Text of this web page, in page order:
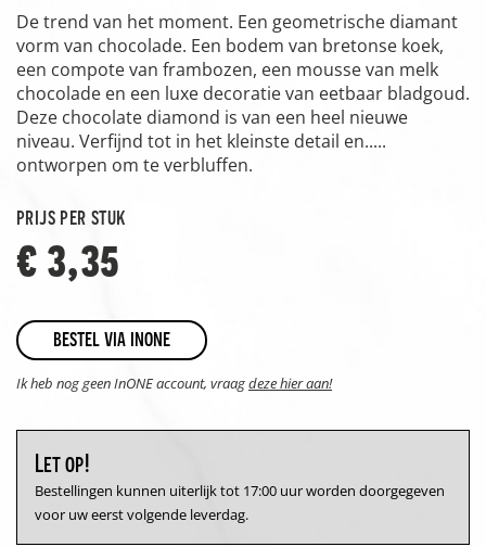
De trend van het moment. Een geometrische diamant
vorm van chocolade. Een bodem van bretonse koek,
een compote van frambozen, een mousse van melk
chocolade en een luxe decoratie van eetbaar bladgoud.
Deze chocolate diamond is van een heel nieuwe
niveau. Verfijnd tot in het kleinste detail en.....
ontworpen om te verbluffen.
prijs per stuk
€ 3,35
bestel via inone
Ik heb nog geen InONE account, vraagdeze hier aan!
Let op!
Bestellingen kunnen uiterlijk tot 17:00 uur worden doorgegeven
voor uw eerst volgende leverdag.